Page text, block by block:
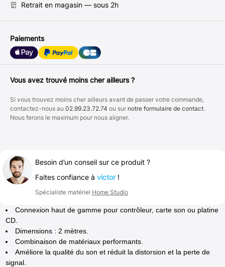
Retrait en magasin — sous 2h
Paiements
Vous avez trouvé moins cher ailleurs ?
Si vous trouvez moins cher ailleurs avant de passer votre commande,
contactez-nous au 02.99.23.72.74 ou sur notre formulaire de contact.
Nous ferons le maximum pour nous aligner.
Besoin d’un conseil sur ce produit ?
Faites confiance à victor!
Spécialiste matériel Home Studio
Connexion haut de gamme pour contrôleur, carte son ou platine
CD.
Dimensions : 2 mètres.
Combinaison de matériaux performants.
Améliore la qualité du son et réduit la distorsion et la perte de
signal.